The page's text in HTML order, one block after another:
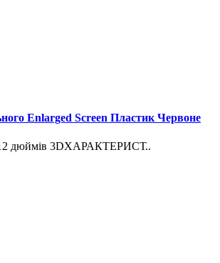
Enlarged Screen Пластик Червоне
12 дюймів 3DХАРАКТЕРИСТ..